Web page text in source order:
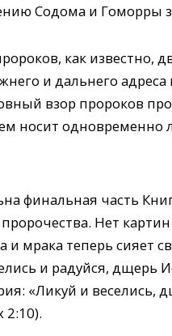
Содома и Гоморры
как известно,
и дальнего
взор пророков
носит одновременно
финальная часть
Нет
и мрака теперь сияет
и радуйся, дщерь
«Ликуй и веселись,
2:10).